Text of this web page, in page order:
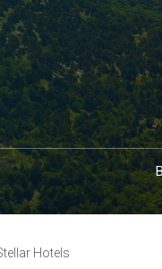
Hotels